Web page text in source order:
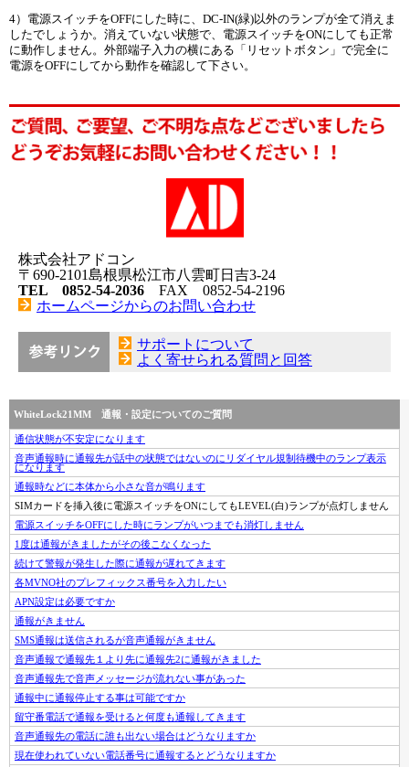
4）電源スイッチをOFFにした時に、DC-IN(緑)以外のランプが全て消えま
したでしょうか。消えていない状態で、電源スイッチをONにしても正常
に動作しません。外部端子入力の横にある「リセットボタン」で完全に
電源をOFFにしてから動作を確認して下さい。
株式会社アドコン
〒690-2101島根県松江市八雲町日吉3-24
TEL 0852-54-2036 FAX 0852-54-2196
ホームページからのお問い合わせ
サポートについて
よく寄せられる質問と回答
WhiteLock21MM 通報・設定についてのご質問
通信状態が不安定になります
音声通報時に通報先が話中の状態ではないのにリダイヤル規制待機中のランプ表示
になります
通報時などに本体から小さな音が鳴ります
SIMカードを挿入後に電源スイッチをONにしてもLEVEL(白)ランプが点灯しません
電源スイッチをOFFにした時にランプがいつまでも消灯しません
1度は通報がきましたがその後こなくなった
続けて警報が発生した際に通報が遅れてきます
各MVNO社のプレフィックス番号を入力したい
APN設定は必要ですか
通報がきません
SMS通報は送信されるが音声通報がきません
音声通報で通報先１より先に通報先2に通報がきました
音声通報先で音声メッセージが流れない事があった
通報中に通報停止する事は可能ですか
留守番電話で通報を受けると何度も通報してきます
音声通報先の電話に誰も出ない場合はどうなりますか
現在使われていない電話番号に通報するとどうなりますか